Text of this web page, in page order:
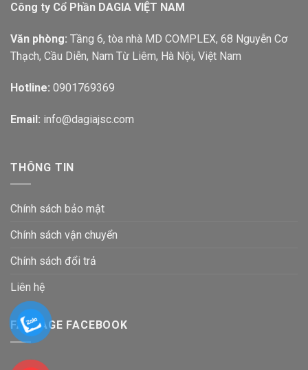
Công ty Cổ Phần DAGIA VIỆT NAM
Văn phòng: Tầng 6, tòa nhà MD COMPLEX, 68 Nguyễn Cơ
Thạch, Cầu Diễn, Nam Từ Liêm, Hà Nội, Việt Nam
Hotline: 0901769369
Email: info@dagiajsc.com
THÔNG TIN
Chính sách bảo mật
Chính sách vận chuyển
Chính sách đổi trả
Liên hệ
FANPAGE FACEBOOK